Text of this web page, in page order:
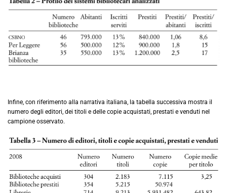
Infine, con riferimento alla narrativa italiana, la tabella successiva mostra il
numero degli editori, dei titoli e delle copie acquistati, prestati e venduti nel
campione osservato.